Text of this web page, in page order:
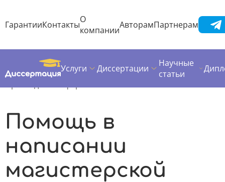
ГарантииКонтактыО
компанииАвторамПартнерам
Услуги Диссертации
Научные
статьи
ДиссертацияПредметы диссертаций
Помощь в
написании
магистерской